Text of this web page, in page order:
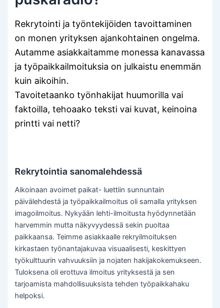
Rekrytointi ja työntekijöiden tavoittaminen
on monen yrityksen ajankohtainen ongelma.
Autamme asiakkaitamme monessa kanavassa
ja työpaikkailmoituksia on julkaistu enemmän
kuin aikoihin.
Tavoitetaanko työnhakijat huumorilla vai
faktoilla, tehoaako teksti vai kuvat, keinoina
printti vai netti?
Rekrytointia sanomalehdessä
Aikoinaan avoimet paikat- luettiin sunnuntain
päivälehdestä ja työpaikkailmoitus oli samalla yrityksen
imagoilmoitus. Nykyään lehti-ilmoitusta hyödynnetään
harvemmin mutta näkyvyydessä sekin puoltaa
paikkaansa. Teimme asiakkaalle rekryilmoituksen
kirkastaen työnantajakuvaa visuaalisesti, keskittyen
työkulttuurin vahvuuksiin ja nojaten hakijakokemukseen.
Tuloksena oli erottuva ilmoitus yrityksestä ja sen
tarjoamista mahdollisuuksista tehden työpaikkahaku
helpoksi.